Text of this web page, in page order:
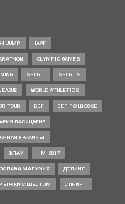
JUMP IAAF
OLYMPIC GAMES
SPORT SPORTS
WORLD ATHLETICS
TOUR БЕГ БЕГ ПО ШОССЕ
ЛАСИЦКЕНЕ
УКРАИНЫ
ФЛАУ ЧМ-2017
МАГУЧИХ ДОПИНГ
С ШЕСТОМ СПРИНТ